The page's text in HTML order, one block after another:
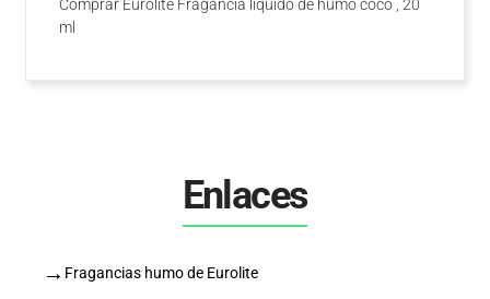
Comprar Eurolite Fragancia líquido de humo coco , 20
ml
Enlaces
→ Fragancias humo de Eurolite